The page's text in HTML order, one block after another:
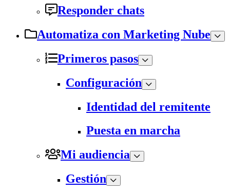
Responder chats
Automatiza con Marketing Nube
Primeros pasos
Configuración
Identidad del remitente
Puesta en marcha
Mi audiencia
Gestión